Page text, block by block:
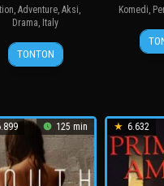
, Adventure, Aksi,
Drama, Italy
12
Feb
Nicolangelo
Gelormini
TONTON
Komedi,
125 min 6.632